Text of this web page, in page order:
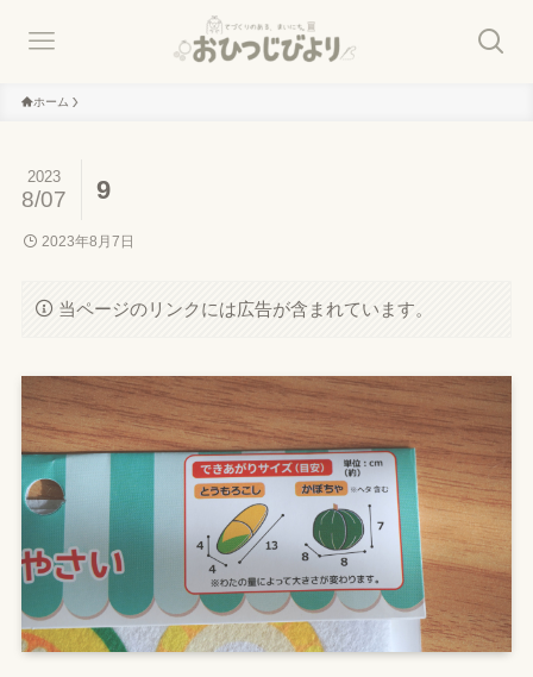
ホーム
9
2023
8/07
2023年8月7日
当ページのリンクには広告が含まれています。